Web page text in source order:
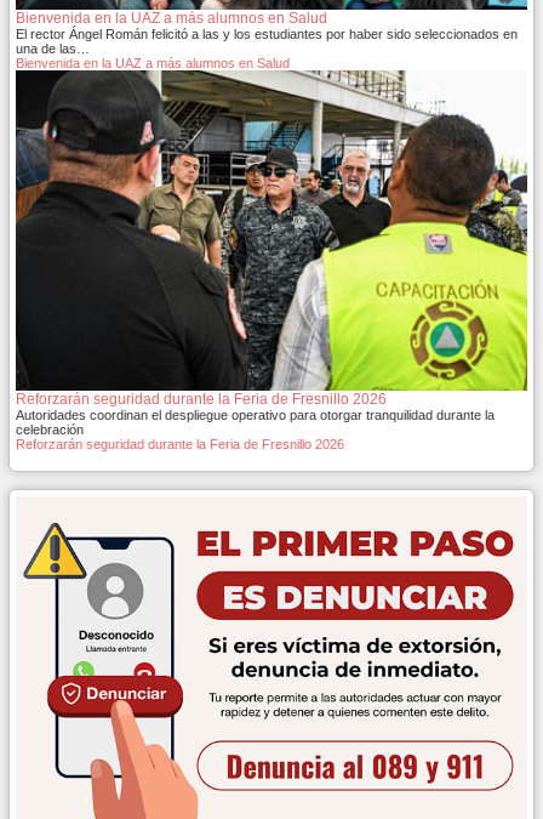
Bienvenida en la UAZ a más alumnos en Salud
El rector Ángel Román felicitó a las y los estudiantes por haber sido seleccionados en
una de las…
Bienvenida en la UAZ a más alumnos en Salud
Reforzarán seguridad durante la Feria de Fresnillo 2026
Autoridades coordinan el despliegue operativo para otorgar tranquilidad durante la
celebración
Reforzarán seguridad durante la Feria de Fresnillo 2026